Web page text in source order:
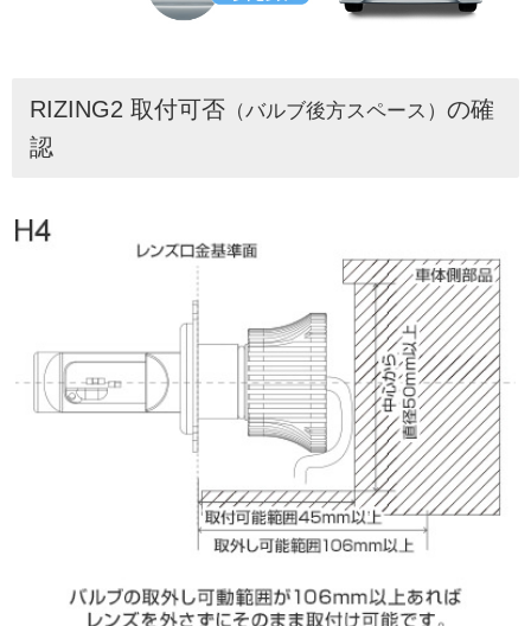
RIZING2 取付可否 （バルブ後方スペース） の確
認